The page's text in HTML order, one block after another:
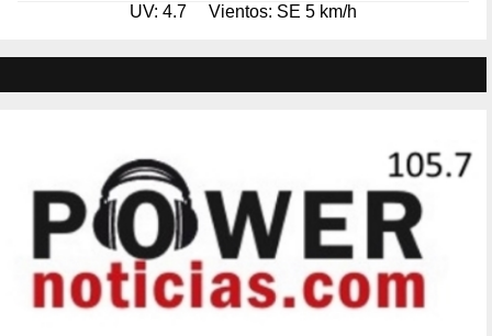
UV: 4.7 Vientos: SE 5 km/h